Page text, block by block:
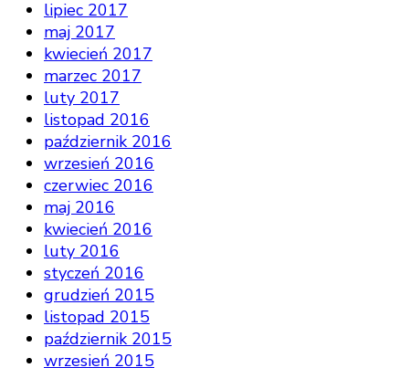
lipiec 2017
maj 2017
kwiecień 2017
marzec 2017
luty 2017
listopad 2016
październik 2016
wrzesień 2016
czerwiec 2016
maj 2016
kwiecień 2016
luty 2016
styczeń 2016
grudzień 2015
listopad 2015
październik 2015
wrzesień 2015